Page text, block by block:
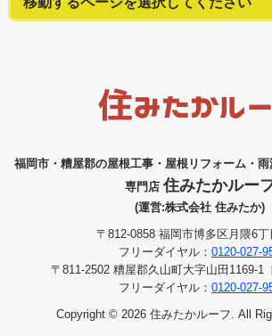
福岡市・糟屋郡の屋根工事・屋根リフォーム・
専門店 住みたかルー
(運営:株式会社 住みたか)
〒812-0858 福岡市博多区月隈6丁
フリーダイヤル： 0120-027-
〒811-2502 糟屋郡久山町大字山田1169-1
フリーダイヤル： 0120-027-
Copyright © 2026 住みたかルーフ. All